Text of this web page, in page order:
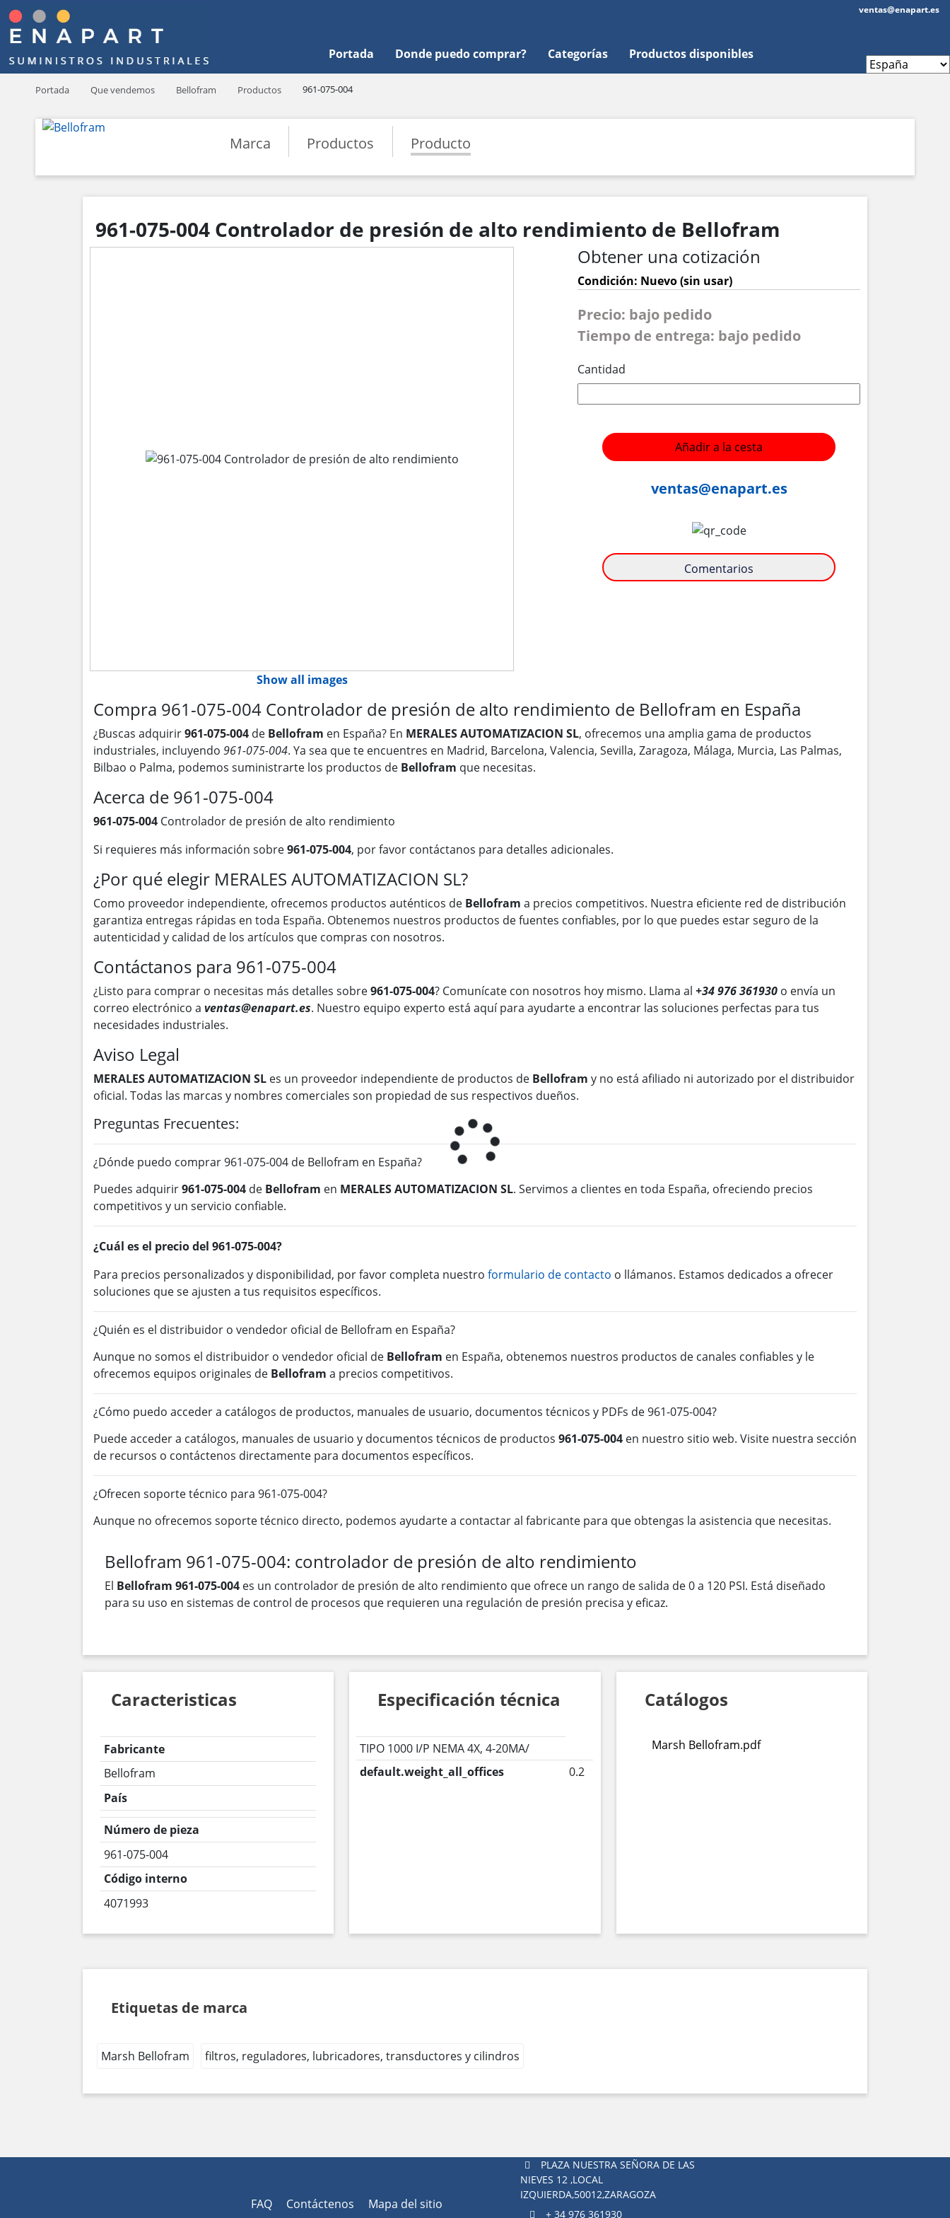
Portada Donde puedo comprar? Categorías Productos disponibles
ventas@enapart.es
Portada Que vendemos Bellofram Productos 961-075-004
Marca Productos Producto
961-075-004 Controlador de presión de alto rendimiento de Bellofram
Show all images
Obtener una cotización
Condición: Nuevo (sin usar)
Precio: bajo pedido
Tiempo de entrega: bajo pedido
Cantidad
Añadir a la cesta
ventas@enapart.es
Comentarios
Compra 961-075-004 Controlador de presión de alto rendimiento de Bellofram en España
¿Buscas adquirir961-075-004 de Bellofram en España? En MERALES AUTOMATIZACION SL, ofrecemos una amplia gama de productos
industriales, incluyendo 961-075-004. Ya sea que te encuentres en Madrid, Barcelona, Valencia, Sevilla, Zaragoza, Málaga, Murcia, Las Palmas,
Bilbao o Palma, podemos suministrarte los productos de Bellofram que necesitas.
Acerca de 961-075-004
961-075-004 Controlador de presión de alto rendimiento
Si requieres más información sobre961-075-004, por favor contáctanos para detalles adicionales.
¿Por qué elegir MERALES AUTOMATIZACION SL?
Como proveedor independiente, ofrecemos productos auténticos de Bellofram a precios competitivos. Nuestra eficiente red de distribución
garantiza entregas rápidas en toda España. Obtenemos nuestros productos de fuentes confiables, por lo que puedes estar seguro de la
autenticidad y calidad de los artículos que compras con nosotros.
Contáctanos para 961-075-004
¿Listo para comprar o necesitas más detalles sobre961-075-004? Comunícate con nosotros hoy mismo. Llama al +34 976 361930 o envía un
correo electrónico a ventas@enapart.es. Nuestro equipo experto está aquí para ayudarte a encontrar las soluciones perfectas para tus
necesidades industriales.
Aviso Legal
MERALES AUTOMATIZACION SL es un proveedor independiente de productos de Bellofram y no está afiliado ni autorizado por el distribuidor
oficial. Todas las marcas y nombres comerciales son propiedad de sus respectivos dueños.
Preguntas Frecuentes:
¿Dónde puedo comprar 961-075-004 de Bellofram en España?
Puedes adquirir961-075-004 de Bellofram en MERALES AUTOMATIZACION SL. Servimos a clientes en toda España, ofreciendo precios
competitivos y un servicio confiable.
¿Cuál es el precio del 961-075-004?
Para precios personalizados y disponibilidad, por favor completa nuestro formulario de contacto o llámanos. Estamos dedicados a ofrecer
soluciones que se ajusten a tus requisitos específicos.
¿Quién es el distribuidor o vendedor oficial de Bellofram en España?
Aunque no somos el distribuidor o vendedor oficial de Bellofram en España, obtenemos nuestros productos de canales confiables y le
ofrecemos equipos originales de Bellofram a precios competitivos.
¿Cómo puedo acceder a catálogos de productos, manuales de usuario, documentos técnicos y PDFs de 961-075-004?
Puede acceder a catálogos, manuales de usuario y documentos técnicos de productos 961-075-004 en nuestro sitio web. Visite nuestra sección
de recursos o contáctenos directamente para documentos específicos.
¿Ofrecen soporte técnico para 961-075-004?
Aunque no ofrecemos soporte técnico directo, podemos ayudarte a contactar al fabricante para que obtengas la asistencia que necesitas.
Bellofram 961-075-004: controlador de presión de alto rendimiento
El Bellofram 961-075-004 es un controlador de presión de alto rendimiento que ofrece un rango de salida de 0 a 120 PSI. Está diseñado
para su uso en sistemas de control de procesos que requieren una regulación de presión precisa y eficaz.
Caracteristicas
Fabricante
Bellofram
País
Número de pieza
961-075-004
Código interno
4071993
Especificación técnica
TIPO 1000 I/P NEMA 4X, 4-20MA/
default.weight_all_offices
0.2
Catálogos
Marsh Bellofram.pdf
Etiquetas de marca
Marsh Bellofram filtros, reguladores, lubricadores, transductores y cilindros
FAQ Contáctenos Mapa del sitio
PLAZA NUESTRA SEÑORA DE LAS
NIEVES 12 ,LOCAL
IZQUIERDA,50012,ZARAGOZA
+ 34 976 361930